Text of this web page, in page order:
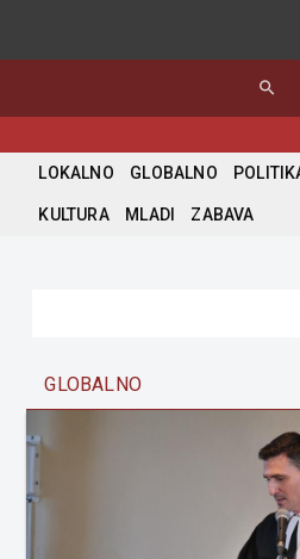
search
LOKALNO GLOBALNO
KULTURA MLADI ZABAVA
GLOBALNO